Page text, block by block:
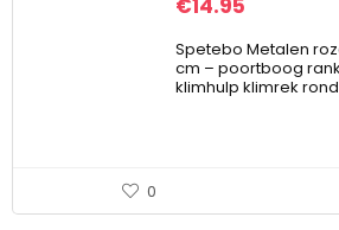
€14.95
Spetebo Metalen
cm – poortboog
klimhulp klimrek rond
0